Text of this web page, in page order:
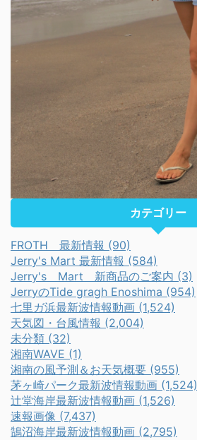
カテゴリー
FROTH 最新情報 (90)
Jerry's Mart 最新情報 (584)
Jerry's Mart 新商品のご案内 (3)
JerryのTide gragh Enoshima (954)
七里ガ浜最新波情報動画 (1,524)
天気図・台風情報 (2,004)
未分類 (32)
湘南WAVE (1)
湘南の風予測＆お天気概要 (955)
茅ヶ崎パーク最新波情報動画 (1,524)
辻堂海岸最新波情報動画 (1,526)
速報画像 (7,437)
鵠沼海岸最新波情報動画 (2,795)